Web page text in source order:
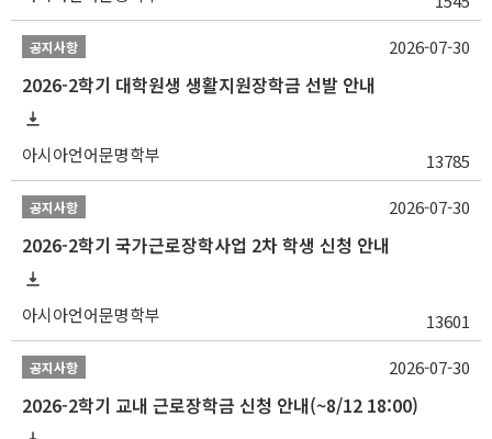
공지사항
2026-2학기 대학원생 생활지원장학금 선발 안내
아시아언어문명학부 13785
2026-07-30
공지사항
2026-2학기 국가근로장학사업 2차 학생 신청 안내
아시아언어문명학부 13601
2026-07-30
공지사항
2026-2학기 교내 근로장학금 신청 안내(~8/12 18:00)
2026-07-30